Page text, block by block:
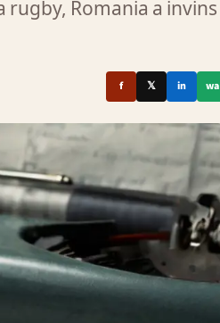
Romania a invins
f 𝕏 in wa